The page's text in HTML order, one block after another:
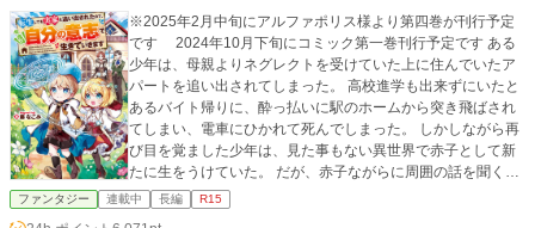
※2025年2月中旬にアルファポリス様より第四巻が刊行予定
です 2024年10月下旬にコミック第一巻刊行予定です ある
少年は、母親よりネグレクトを受けていた上に住んでいたア
パートを追い出されてしまった。 高校進学も出来ずにいたと
あるバイト帰りに、酔っ払いに駅のホームから突き飛ばされ
てしまい、電車にひかれて死んでしまった。 しかしながら再
び目を覚ました少年は、見た事もない異世界で赤子として新
たに生をうけていた。 だが、赤子ながらに周囲の話を聞く内
に、この世界の自分も幼い内に追い出されてしまう事に気づ
いてしまった。 そんな中、突然見知らぬ金髪の幼女が連れて
ファンタジー 連載中 長編 R15